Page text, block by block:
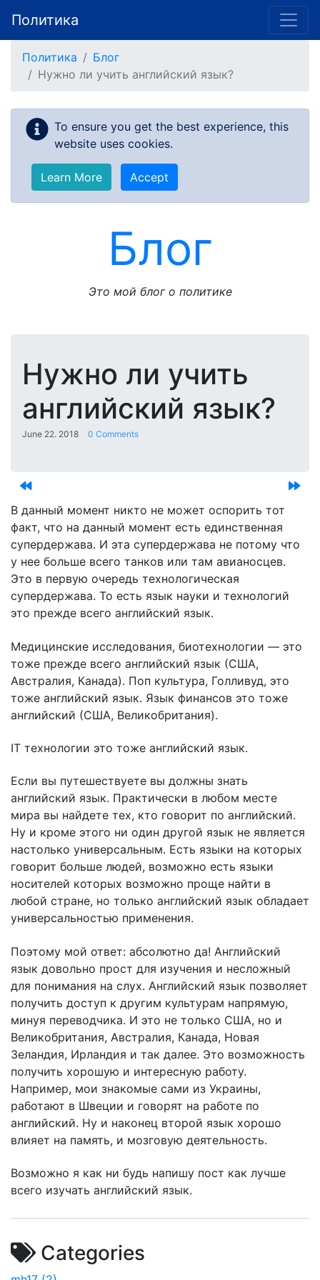
Политика
Политика
Блог
Нужно ли учить английский язык?
To ensure you get the best experience, this
website uses cookies.
Learn More Accept
Блог
Это мой блог о политике
Нужно ли учить
английский язык?
June 22. 2018 0 Comments
В данный момент никто не может оспорить тот
факт, что на данный момент есть единственная
супердержава. И эта супердержава не потому что
у нее больше всего танков или там авианосцев.
Это в первую очередь технологическая
супердержава. То есть язык науки и технологий
это прежде всего английский язык.
Медицинские исследования, биотехнологии — это
тоже прежде всего английский язык (США,
Австралия, Канада). Поп культура, Голливуд, это
тоже английский язык. Язык финансов это тоже
английский (США, Великобритания).
IT технологии это тоже английский язык.
Если вы путешествуете вы должны знать
английский язык. Практически в любом месте
мира вы найдете тех, кто говорит по английский.
Ну и кроме этого ни один другой язык не является
настолько универсальным. Есть языки на которых
говорит больше людей, возможно есть языки
носителей которых возможно проще найти в
любой стране, но только английский язык обладает
универсальностью применения.
Поэтому мой ответ: абсолютно да! Английский
язык довольно прост для изучения и несложный
для понимания на слух. Английский язык позволяет
получить доступ к другим культурам напрямую,
минуя переводчика. И это не только США, но и
Великобритания, Австралия, Канада, Новая
Зеландия, Ирландия и так далее. Это возможность
получить хорошую и интересную работу.
Например, мои знакомые сами из Украины,
работают в Швеции и говорят на работе по
английский. Ну и наконец второй язык хорошо
влияет на память, и мозговую деятельность.
Возможно я как ни будь напишу пост как лучше
всего изучать английский язык.
Categories